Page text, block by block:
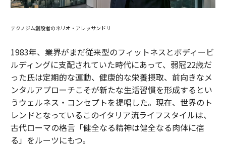
テクノジム創設者のネリオ・アレッサンドリ
1983年、業界がまだ従来型のフィットネスとボディービ
ルディングに支配されていた時代にあって、弱冠22歳だ
った氏は定期的な運動、健康的な栄養摂取、前向きなメ
ンタルアプローチこそが新たな生活習慣を形成するとい
うウェルネス・コンセプトを提唱した。現在、世界のト
レンドとなっているこのイタリア流ライフスタイルは、
古代ローマの格言「健全なる精神は健全なる肉体に宿
る」をルーツにもつ。